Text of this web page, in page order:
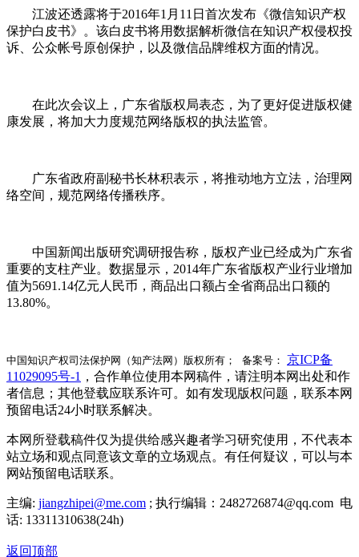
江波还透露将于2016年1月11日首次发布《微信知识产权
保护白皮书》。该白皮书将用数据解析微信在知识产权侵权投
诉、公众帐号原创保护，以及微信品牌维权方面的情况。
在此次会议上，广东省版权局表态，为了更好促进版权健
康发展，将加大力度规范网络版权的执法监管。
广东省政府副秘书长林积表示，将推动地方立法，治理网
络空间，规范网络传播秩序。
中国新闻出版研究调研报告称，版权产业已经成为广东省
重要的支柱产业。数据显示，2014年广东省版权产业行业增加
值为5691.14亿元人民币，商品出口额占全省商品出口额的
13.80%。
中国知识产权司法保护网（知产法网）版权所有； 备案号： 京ICP备
11029095号-1 ，合作单位使用本网稿件，请注明本网出处和作
者信息；其他登载应联系许可。如有发现版权问题，联系本网
预留电话24小时联系解决。
本网所登载稿件仅为提供给感兴趣者学习研究使用，不代表本
站立场和观点同意该文章的立场观点。有任何疑议，可以与本
网站预留电话联系。
主编: jiangzhipei@me.com ; 执行编辑：2482726874@qq.com 电
话: 13311310638(24h)
返回顶部